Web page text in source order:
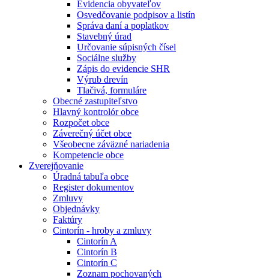
Evidencia obyvateľov
Osvedčovanie podpisov a listín
Správa daní a poplatkov
Stavebný úrad
Určovanie súpisných čísel
Sociálne služby
Zápis do evidencie SHR
Výrub drevín
Tlačivá, formuláre
Obecné zastupiteľstvo
Hlavný kontrolór obce
Rozpočet obce
Záverečný účet obce
Všeobecne záväzné nariadenia
Kompetencie obce
Zverejňovanie
Úradná tabuľa obce
Register dokumentov
Zmluvy
Objednávky
Faktúry
Cintorín - hroby a zmluvy
Cintorín A
Cintorín B
Cintorín C
Zoznam pochovaných